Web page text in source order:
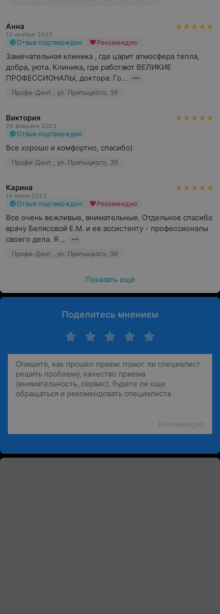
Анна
13 ноября 2023
Отзыв подтвержден Рекомендую
Замечательная клиника , где царит атмосфера тепла,
добра, уюта. Клиника, где работают ВЕЛИКИЕ
ПРОФЕССИОНАЛЫ, доктора: Го...
Профи-Дент , ул. Притыцкого, 39
Виктория
26 февраля 2023
Отзыв подтвержден
Все хорошо и комфортно, спасибо)
Профи-Дент , ул. Притыцкого, 39
Карина
14 июня 2022
Отзыв подтвержден Рекомендую
Все очень вежливые, внимательные. Отдельное спасибо
врачу Белясовой Е.М. и ее ассистенту - профессионалы
своего дела. Я ...
Профи-Дент , ул. Притыцкого, 39
Показать ещё
Поделитесь мнением
Рекомендую